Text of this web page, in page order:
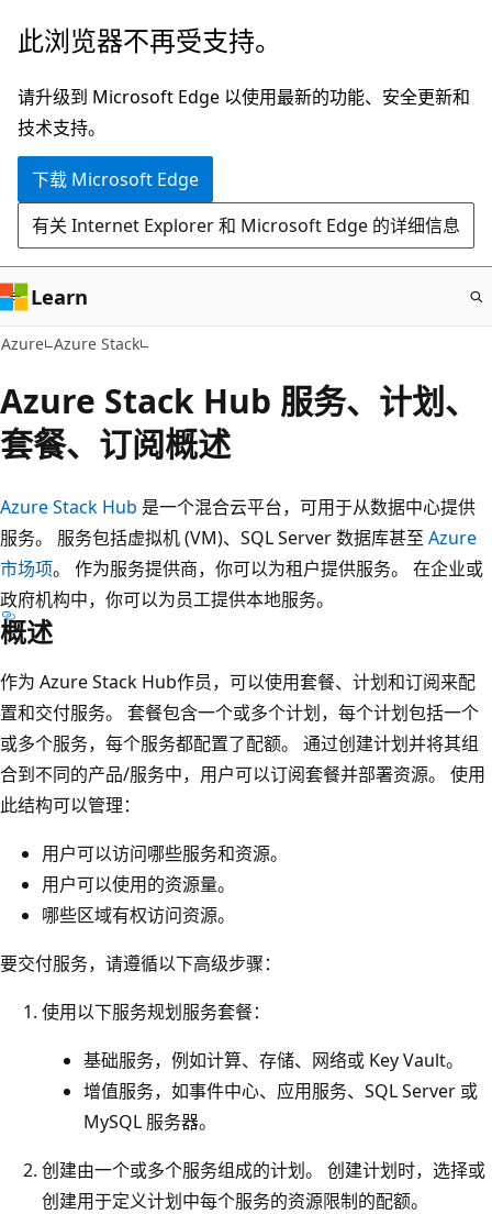
跳
主
要
内
此浏览器不再受支持。
请升级到 Microsoft Edge 以使用最新的功能、安全更新和
技术支持。
下载 Microsoft Edge
有关 Internet Explorer 和 Microsoft Edge 的详细信息
Learn
Azure Azure Stack
Azure Stack Hub 服务、计划、
套餐、订阅概述
Azure Stack Hub 是一个混合云平台，可用于从数据中心提供
服务。 服务包括虚拟机 (VM)、SQL Server 数据库甚至 Azure
市场项。 作为服务提供商，你可以为租户提供服务。 在企业或
政府机构中，你可以为员工提供本地服务。
概述
作为 Azure Stack Hub作员，可以使用套餐、计划和订阅来配
置和交付服务。 套餐包含一个或多个计划，每个计划包括一个
或多个服务，每个服务都配置了配额。 通过创建计划并将其组
合到不同的产品/服务中，用户可以订阅套餐并部署资源。 使用
此结构可以管理：
用户可以访问哪些服务和资源。
用户可以使用的资源量。
哪些区域有权访问资源。
要交付服务，请遵循以下高级步骤：
使用以下服务规划服务套餐：
基础服务，例如计算、存储、网络或 Key Vault。
增值服务，如事件中心、应用服务、SQL Server 或
MySQL 服务器。
创建由一个或多个服务组成的计划。 创建计划时，选择或
创建用于定义计划中每个服务的资源限制的配额。